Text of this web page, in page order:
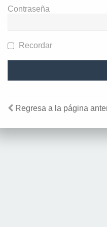
Contraseña
Recordar
Regresa a la página